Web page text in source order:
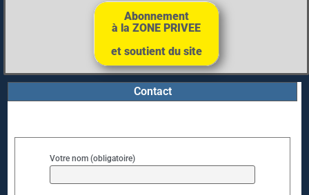
Abonnement
à la ZONE PRIVEE
et soutient du site
Contact
Votre nom (obligatoire)